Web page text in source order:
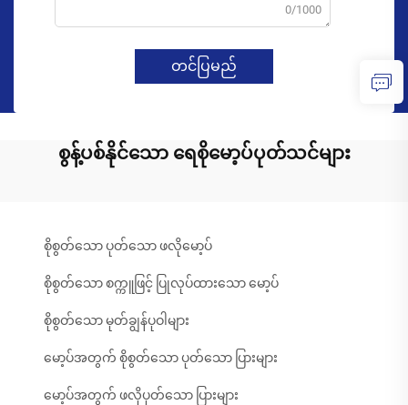
0/1000
တင်ပြမည်
စွန့်ပစ်နိုင်သော ရေစိုမော့ပ်ပုတ်သင်များ
စိုစွတ်သော ပုတ်သော ဖလိုမော့ပ်
စိုစွတ်သော စက္ကူဖြင့် ပြုလုပ်ထားသော မော့ပ်
စိုစွတ်သော မုတ်ချွန်ပုဝါများ
မော့ပ်အတွက် စိုစွတ်သော ပုတ်သော ပြားများ
မော့ပ်အတွက် ဖလိုပုတ်သော ပြားများ